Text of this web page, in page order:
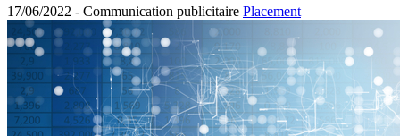
17/06/2022 - Communication publicitaire Placement